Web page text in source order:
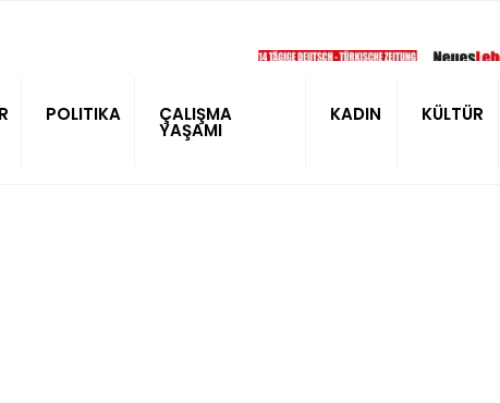
POLITIKA ÇALIŞMA
YAŞAMI
KADIN KÜLTÜR